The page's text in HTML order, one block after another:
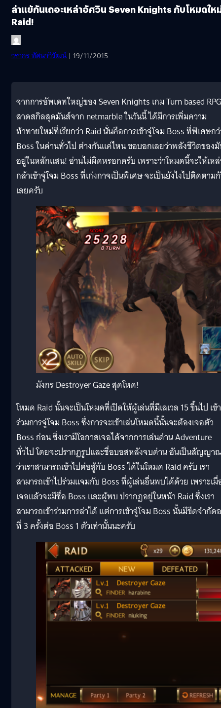
ล่าแย้กันเถอะเหล่าอัศวิน Seven Knights กับโหมดให
Raid!
วรากร ทัศนาวิวัฒน์ | 19/11/2015
จากการอัพเดทใหญ่ของ Seven Knights เกม Turn based RPG
สาดสกิลสุดมันส์จาก netmarble ในวันนี้ ได้มีการเพิ่มความ
ท้าทายใหม่ที่เรียกว่า Raid นั่นคือการเข้าจู่โจม Boss ที่พิเศษก
Boss ในด่านทั่วไป ต่างกันแค่ไหน ขอบอกเลยว่าพลังชีวิตของ
อยู่ในหลักแสน! อ่านไม่ผิดหรอกครับ เพราะว่าโหมดนี้จะให้เห
กล้าเข้าจู่โจม Boss ที่เก่งกาจเป็นพิเศษ จะเป็นยังไงไปติดตาม
เลยครับ
มังกร Destroyer Gaze สุดโหด!
โหมด Raid นั้นจะเป็นโหมดที่เปิดให้ผู้เล่นที่มีเลเวล 15 ขึ้นไป เข้า
ร่วมการจู่โจม Boss ซึ่งการจะเข้าเล่นโหมดนี้นั้นจะต้องเจอตัว
Boss ก่อน ซึ่งเรามีโอกาสเจอได้จากการเล่นด่าน Adventure
ทั่วไป โดยจะปรากฏรูปและชื่อบอสหลังจบด่าน อันเป็นสัญญา
ว่าเราสามารถเข้าไปต่อสู้กับ Boss ได้ในโหมด Raid ครับ เรา
สามารถเข้าไปร่วมแจมกับ Boss ที่ผู้เล่นอื่นพบได้ด้วย เพราะเ
เจอแล้วจะมีชื่อ Boss และผู้พบ ปรากฏอยู่ในหน้า Raid ซึ่งเรา
สามารถเข้าร่วมการล่าได้ แต่การเข้าจู่โจม Boss นั้นมีขีดจำกัด
ที่ 3 ครั้งต่อ Boss 1 ตัวเท่านั้นนะครับ